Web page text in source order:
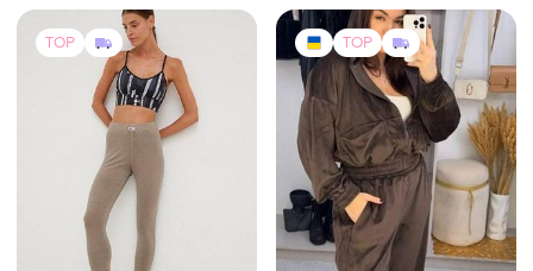
TOP TOP